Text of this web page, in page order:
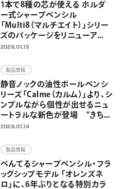
1本で8種の芯が使える ホルダ
ー式シャープペンシル
「Multi8（マルチエイト）」シリー
ズのパッケージをリニューア
ル AI時代もアナログ筆記を欠
めのマルチペンとして再訴求
2026.01.15
製品情報
静音ノックの油性ボールペンシ
リーズ「Calme（カルム）」より、シ
ンプルながら個性が出せるニュ
ートラルな新色が登場 “きちん
と”見えて“カジュアル”に使える
2026.01.14
製品情報
ぺんてるシャープペンシル・フラ
ッグシップモデル 「オレンズネ
ロ」に、6年ぶりとなる特別カラ